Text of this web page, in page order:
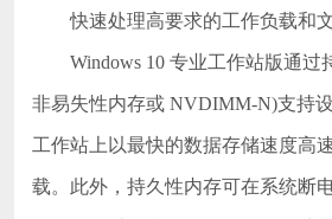
快速处理高要求的工作负载和
Windows 10 专业工作站版通过
非易失性内存或 NVDIMM-N)支持
工作站上以最快的数据存储速度高
载。此外，持久性内存可在系统断